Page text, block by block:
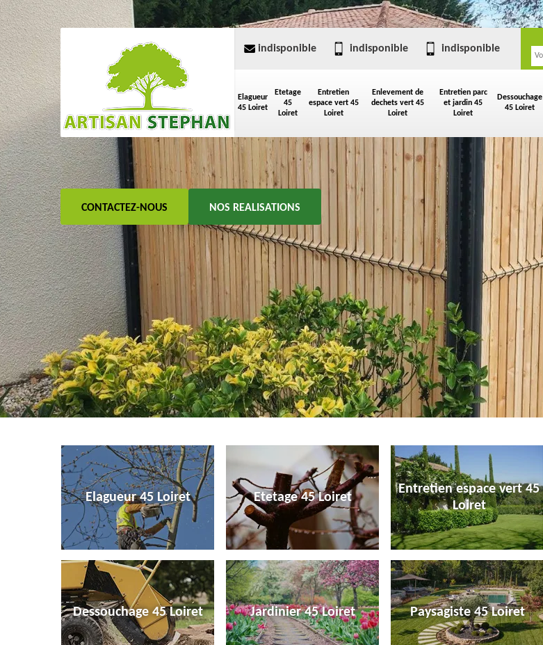
Elagueur
45 Loiret
Etetage
45
Loiret
Entretien
espace vert 45
Loiret
Enlevement de
dechets vert 45
Loiret
Entretien parc
et jardin 45
Loiret
Dessouchage
45 Loiret
indisponible indisponible indisponible
CONTACTEZ-NOUS NOS REALISATIONS
Elagueur 45 Loiret Etetage 45 Loiret
Entretien espace vert 45
Loiret
Dessouchage 45 Loiret Jardinier 45 Loiret Paysagiste 45 Loiret